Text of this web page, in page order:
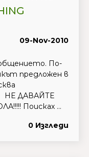
09-Nov-2010
По-
предложен в
НЕ ДАВАЙТЕ
Поисках ...
0 Изгледи